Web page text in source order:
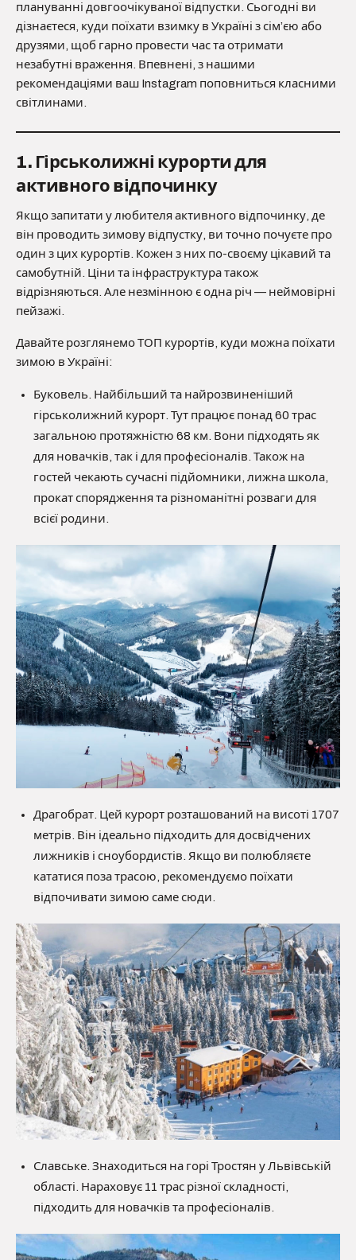
плануванні довгоочікуваної відпустки. Сьогодні ви
дізнаєтеся, куди поїхати взимку в Україні з сім’єю або
друзями, щоб гарно провести час та отримати
незабутні враження. Впевнені, з нашими
рекомендаціями ваш Instagram поповниться класними
світлинами.
1. Гірськолижні курорти для
активного відпочинку
Якщо запитати у любителя активного відпочинку, де
він проводить зимову відпустку, ви точно почуєте про
один з цих курортів. Кожен з них по-своєму цікавий та
самобутній. Ціни та інфраструктура також
відрізняються. Але незмінною є одна річ — неймовірні
пейзажі.
Давайте розглянемо ТОП курортів, куди можна поїхати
зимою в Україні:
Буковель. Найбільший та найрозвиненіший
гірськолижний курорт. Тут працює понад 60 трас
загальною протяжністю 68 км. Вони підходять як
для новачків, так і для професіоналів. Також на
гостей чекають сучасні підйомники, лижна школа,
прокат спорядження та різноманітні розваги для
всієї родини.
Драгобрат. Цей курорт розташований на висоті 1707
метрів. Він ідеально підходить для досвідчених
лижників і сноубордистів. Якщо ви полюбляєте
кататися поза трасою, рекомендуємо поїхати
відпочивати зимою саме сюди.
Славське. Знаходиться на горі Тростян у Львівській
області. Нараховує 11 трас різної складності,
підходить для новачків та професіоналів.